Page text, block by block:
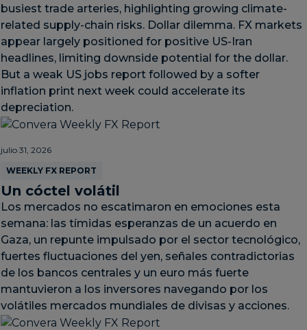
busiest trade arteries, highlighting growing climate-
related supply-chain risks. Dollar dilemma. FX markets
appear largely positioned for positive US-Iran
headlines, limiting downside potential for the dollar.
But a weak US jobs report followed by a softer
inflation print next week could accelerate its
depreciation.
julio 31, 2026
WEEKLY FX REPORT
Un cóctel volátil
Los mercados no escatimaron en emociones esta
semana: las tímidas esperanzas de un acuerdo en
Gaza, un repunte impulsado por el sector tecnológico,
fuertes fluctuaciones del yen, señales contradictorias
de los bancos centrales y un euro más fuerte
mantuvieron a los inversores navegando por los
volátiles mercados mundiales de divisas y acciones.